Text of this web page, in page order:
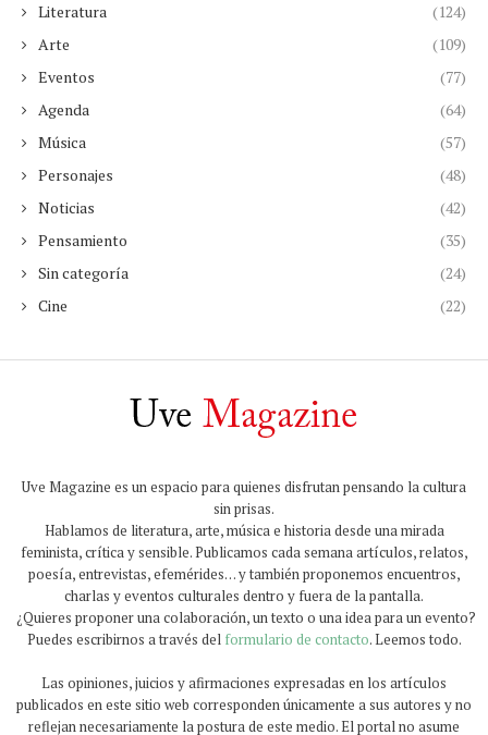
Literatura
(124)
Arte
(109)
Eventos
(77)
Agenda
(64)
Música
(57)
Personajes
(48)
Noticias
(42)
Pensamiento
(35)
Sin categoría
(24)
Cine
(22)
Uve Magazine es un espacio para quienes disfrutan pensando la cultura
sin prisas.
Hablamos de literatura, arte, música e historia desde una mirada
feminista, crítica y sensible. Publicamos cada semana artículos, relatos,
poesía, entrevistas, efemérides… y también proponemos encuentros,
charlas y eventos culturales dentro y fuera de la pantalla.
¿Quieres proponer una colaboración, un texto o una idea para un evento?
Puedes escribirnos a través del formulario de contacto. Leemos todo.
Las opiniones, juicios y afirmaciones expresadas en los artículos
publicados en este sitio web corresponden únicamente a sus autores y no
reflejan necesariamente la postura de este medio. El portal no asume